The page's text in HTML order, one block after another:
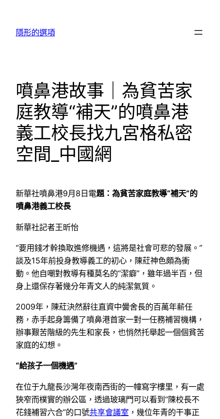
隱形的選項
噴鼻港故事｜為貧苦家
庭教導“補天”的噴鼻港
義工校長找九宮格私密
空間_中國網
新華社噴鼻港9月8日電題：為貧苦家庭教導“補天”的
噴鼻港義工校長
新華社記者王昕怡
“要用錢才幹換取進修機遇，這將是社會可悲的發展。”
談及15年前投身教導義工的初心，陳葒神色頗為衝
動。他自嘲對教導有種莫名的“潔癖”，雖年過半百，但
身上還保存著幾分年青文人的純潔氣質。
2009年，陳葒決然辭往直資中黌舍長的百萬年薪任
務，赤手起身籌備了噴鼻港首家一對一任務補習機構，
辦事艱苦階級的先生和家長，也悄然托舉起一個個貧苦
家庭的幻想。
“給孩子一個機遇”
在位于九龍長沙灣年夜南西街的一幢寫字樓里，有一處
狹窄而樸實的辦公區，透過玻璃門可以看到“陳校長不
花錢補習六合”的口號共享會議室 ，幾位年青的干事正